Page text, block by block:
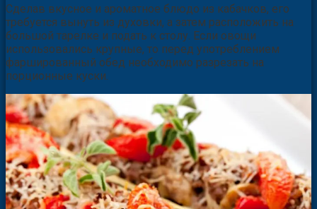
Сделав вкусное и ароматное блюдо из кабачков, его
требуется вынуть из духовки, а затем расположить на
большой тарелке и подать к столу. Если овощи
использовались крупные, то перед употреблением
фаршированный обед необходимо разрезать на
порционные куски.